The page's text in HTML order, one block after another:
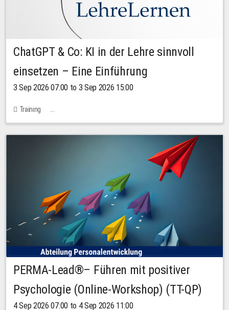
ChatGPT & Co: KI in der Lehre sinnvoll
einsetzen – Eine Einführung
3 Sep 2026 07:00 to 3 Sep 2026 15:00
Training
Bachstraße 18k - SR 102 (Seminarraum Servicestelle LehreLernen)
PERMA-Lead®– Führen mit positiver
Psychologie (Online-Workshop) (TT-QP)
4 Sep 2026 07:00 to 4 Sep 2026 11:00